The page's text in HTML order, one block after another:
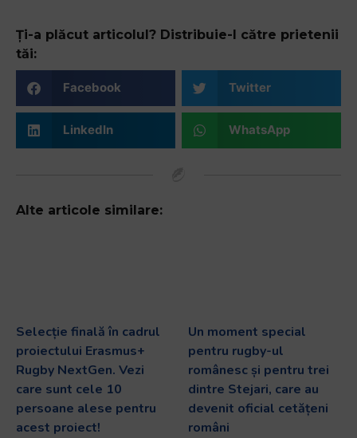
Ți-a plăcut articolul? Distribuie-l către prietenii
tăi:
Facebook Twitter
LinkedIn WhatsApp
Alte articole similare:
Selecție finală în cadrul
proiectului Erasmus+
Rugby NextGen. Vezi
care sunt cele 10
persoane alese pentru
acest proiect!
Un moment special
pentru rugby-ul
românesc și pentru trei
dintre Stejari, care au
devenit oficial cetățeni
români